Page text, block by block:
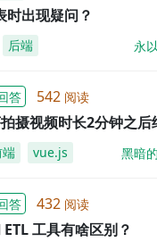
出现疑问？
后端 永
答 542 阅读
摄视频时长2分钟之后
vue.js 黑暗
答 432 阅读
工具有啥区别？